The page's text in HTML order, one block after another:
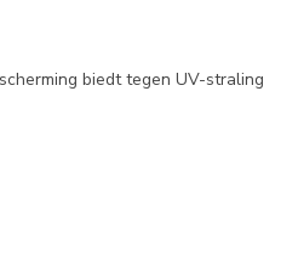
biedt tegen UV-straling